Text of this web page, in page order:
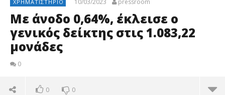
ΧΡΗΜΑΤΙΣΤΉΡΙΟ 10/03/2023 pressroom
Με άνοδο 0,64%, έκλεισε ο
γενικός δείκτης στις 1.083,22
μονάδες
0
0 0